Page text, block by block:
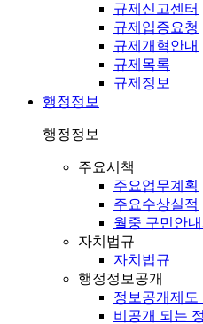
규제신고센터
규제입증요청
규제개혁안내
규제목록
규제정보
행정정보
행정정보
주요시책
주요업무계획
주요수상실적
월중 구민안
자치법규
자치법규
행정정보공개
정보공개제도
비공개 되는